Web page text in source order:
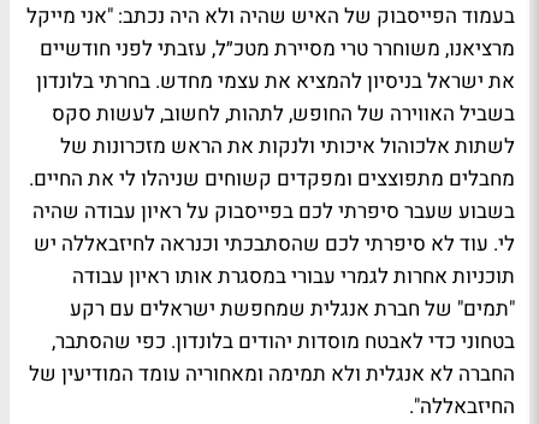
בעמוד הפייסבוק של האיש שהיה ולא היה נכתב: "אני מייקל
מרציאנו, משוחרר טרי מסיירת מטכ״ל, עזבתי לפני חודשיים
את ישראל בניסיון להמציא את עצמי מחדש. בחרתי בלונדון
בשביל האווירה של החופש, לתהות, לחשוב, לעשות סקס
לשתות אלכוהול איכותי ולנקות את הראש מזכרונות של
מחבלים מתפוצצים ומפקדים קשוחים שניהלו לי את החיים.
בשבוע שעבר סיפרתי לכם בפייסבוק על ראיון עבודה שהיה
לי. עוד לא סיפרתי לכם שהסתבכתי וכנראה לחיזבאללה יש
תוכניות אחרות לגמרי עבורי במסגרת אותו ראיון עבודה
"תמים" של חברת אנגלית שמחפשת ישראלים עם רקע
בטחוני כדי לאבטח מוסדות יהודים בלונדון. כפי שהסתבר,
החברה לא אנגלית ולא תמימה ומאחוריה עומד המודיעין של
החיזבאללה".